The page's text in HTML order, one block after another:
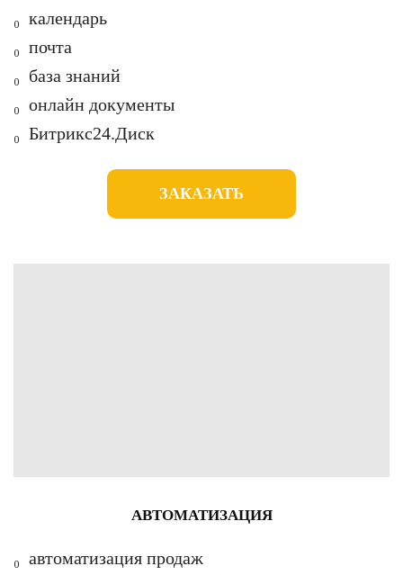
₀ календарь
₀ почта
₀ база знаний
₀ онлайн документы
₀ Битрикс24.Диск
ЗАКАЗАТЬ
АВТОМАТИЗАЦИЯ
₀ автоматизация продаж